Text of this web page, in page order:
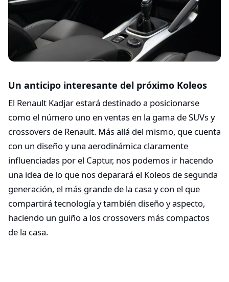
Un anticipo interesante del próximo Koleos
El Renault Kadjar estará destinado a posicionarse
como el número uno en ventas en la gama de SUVs y
crossovers de Renault. Más allá del mismo, que cuenta
con un diseño y una aerodinámica claramente
influenciadas por el Captur, nos podemos ir hacendo
una idea de lo que nos deparará el Koleos de segunda
generación, el más grande de la casa y con el que
compartirá tecnología y también diseño y aspecto,
haciendo un guiño a los crossovers más compactos
de la casa.